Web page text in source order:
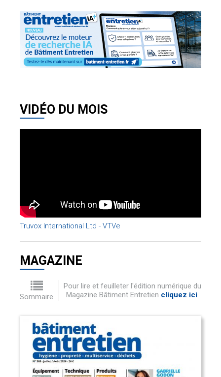
VIDÉO DU MOIS
Truvox International Ltd - VTVe
MAGAZINE
Sommaire
Pour lire et feuilleter l'édition numérique du
Magazine Bâtiment Entretien cliquez ici.